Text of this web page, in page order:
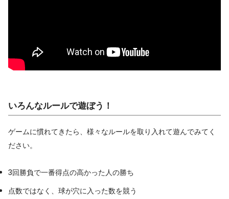
いろんなルールで遊ぼう！
ゲームに慣れてきたら、様々なルールを取り入れて遊んでみてく
ださい。
3回勝負で一番得点の高かった人の勝ち
点数ではなく、球が穴に入った数を競う